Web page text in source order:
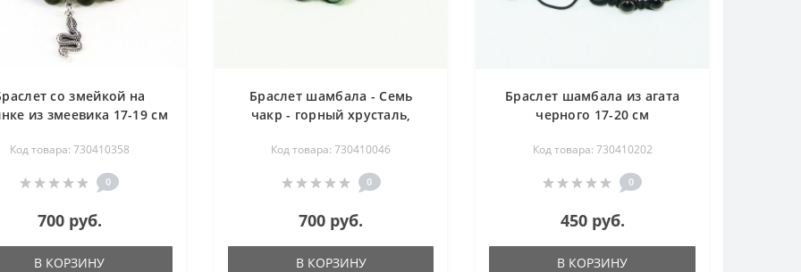
со змейкой на
из змеевика 17-19 см
Код товара: 730410358
0
700 руб.
В КОРЗИНУ
Браслет шамбала - Семь
чакр - горный хрусталь,
тигровый глаз, сердолик,
яшма 17-19 см
Код товара: 730410046
0
700 руб.
В КОРЗИНУ
Браслет шамбала из агата
черного 17-20 см
Код товара: 730410202
0
450 руб.
В КОРЗИНУ